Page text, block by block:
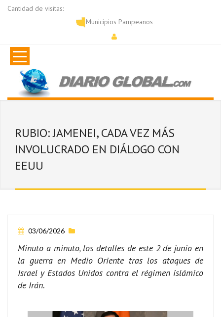
Cantidad de visitas:
Municipios Pampeanos
RUBIO: JAMENEI, CADA VEZ MÁS
INVOLUCRADO EN DIÁLOGO CON
EEUU
03/06/2026
Minuto a minuto, los detalles de este 2 de junio en
la guerra en Medio Oriente tras los ataques de
Israel y Estados Unidos contra el régimen islámico
de Irán.